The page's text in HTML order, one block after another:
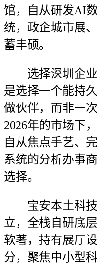
馆，自从研发AI
统，政企城市展
蓄丰硕。
选择深圳企业
是选择一个能持
做伙伴，而非一
2026年的市场下
自从焦点手艺、
系统的分析办事
选择。
宝安本土科技
立，全栈自研底
软著，持有展厅
分，聚焦中小型